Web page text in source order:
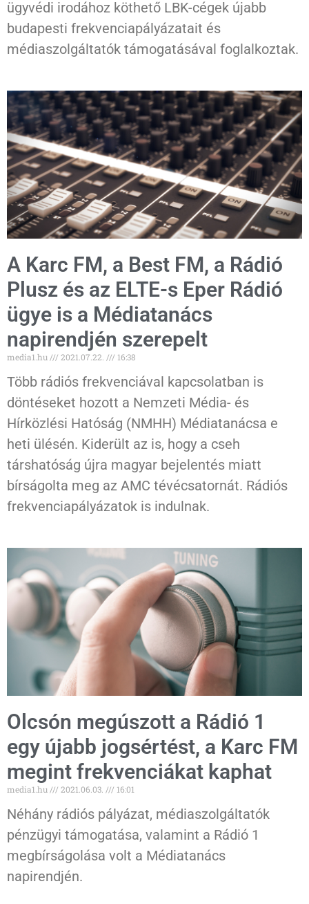
ügyvédi irodához köthető LBK-cégek újabb
budapesti frekvenciapályázatait és
médiaszolgáltatók támogatásával foglalkoztak.
A Karc FM, a Best FM, a Rádió
Plusz és az ELTE-s Eper Rádió
ügye is a Médiatanács
napirendjén szerepelt
media1.hu 2021.07.22. 16:38
Több rádiós frekvenciával kapcsolatban is
döntéseket hozott a Nemzeti Média- és
Hírközlési Hatóság (NMHH) Médiatanácsa e
heti ülésén. Kiderült az is, hogy a cseh
társhatóság újra magyar bejelentés miatt
bírságolta meg az AMC tévécsatornát. Rádiós
frekvenciapályázatok is indulnak.
Olcsón megúszott a Rádió 1
egy újabb jogsértést, a Karc FM
megint frekvenciákat kaphat
media1.hu 2021.06.03. 16:01
Néhány rádiós pályázat, médiaszolgáltatók
pénzügyi támogatása, valamint a Rádió 1
megbírságolása volt a Médiatanács
napirendjén.